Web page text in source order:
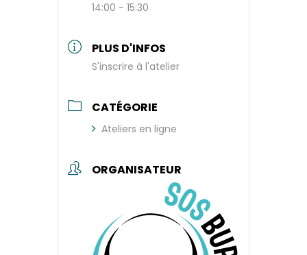
14:00 - 15:30
PLUS D'INFOS
S'inscrire à l'atelier
CATÉGORIE
Ateliers en ligne
ORGANISATEUR